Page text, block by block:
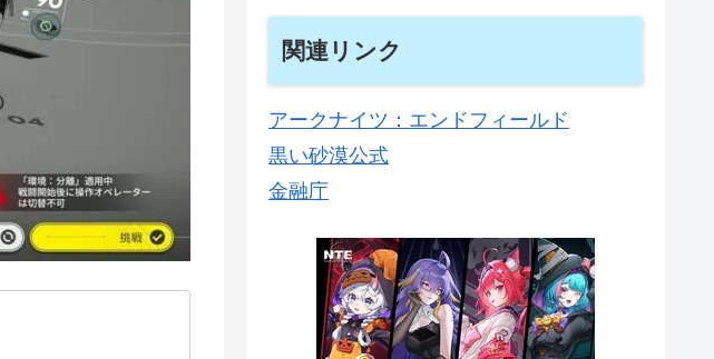
関連リンク
アークナイツ：エンドフィールド
黒い砂漠公式
金融庁